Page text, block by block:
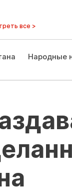
все >
Народные